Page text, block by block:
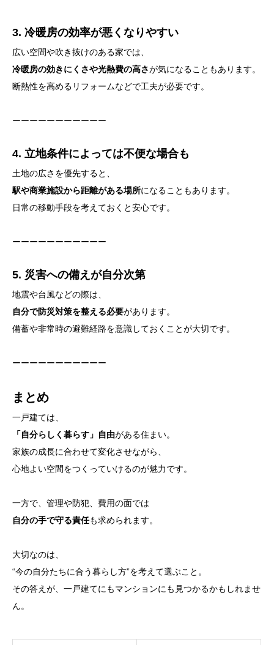
3. 冷暖房の効率が悪くなりやすい
広い空間や吹き抜けのある家では、
冷暖房の効きにくさや光熱費の高さが気になることもあります。
断熱性を高めるリフォームなどで工夫が必要です。
ーーーーーーーーーーー
4. 立地条件によっては不便な場合も
土地の広さを優先すると、
駅や商業施設から距離がある場所になることもあります。
日常の移動手段を考えておくと安心です。
ーーーーーーーーーーー
5. 災害への備えが自分次第
地震や台風などの際は、
自分で防災対策を整える必要があります。
備蓄や非常時の避難経路を意識しておくことが大切です。
ーーーーーーーーーーー
まとめ
一戸建ては、
「自分らしく暮らす」自由がある住まい。
家族の成長に合わせて変化させながら、
心地よい空間をつくっていけるのが魅力です。
一方で、管理や防犯、費用の面では
自分の手で守る責任も求められます。
大切なのは、
“今の自分たちに合う暮らし方”を考えて選ぶこと。
その答えが、一戸建てにもマンションにも見つかるかもしれませ
ん。